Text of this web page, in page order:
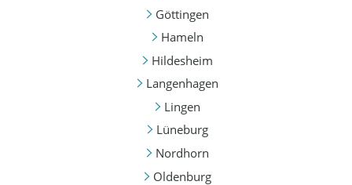
Göttingen
Hameln
Hildesheim
Langenhagen
Lingen
Lüneburg
Nordhorn
Oldenburg